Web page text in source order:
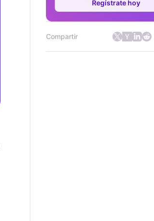
Regístrate hoy
Compartir